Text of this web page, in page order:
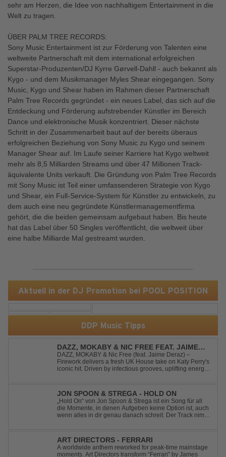
Aktuell in der DJ Promotion bei POOL POSITION
DDP Music Tipps
DAZZ, MOKABY & NIC FREE FEAT. JAIME
DERAZ - FIREWORK
DAZZ, MOKABY & Nic Free (feat. Jaime Deraz) –
Firework delivers a fresh UK House take on Katy Perry's
iconic hit. Driven by infectious grooves, uplifting energy,
emotional power of the origin...
JON SPOON & STREGA - HOLD ON
„Hold On“ von Jon Spoon & Strega ist ein Song für all
die Momente, in denen Aufgeben keine Option ist, auch
wenn alles in dir genau danach schreit. Der Track nimmt
dich daran erinnert, noch einmal f...
ART DIRECTORS - FERRARI
A worldwide anthem reworked for peak-time mainstage
moments. Art Directors transform “Ferrari” by James
sehr am Herzen, die Idee von nachhaltigem Entertainment in die
Welt zu tragen.
ÜBER PALM TREE RECORDS:
Sony Music Entertainment ist zur Förderung von Talenten eine
weltweite Partnerschaft mit dem international erfolgreichen
Superstar-Produzenten/DJ Kyrre Gørvell-Dahll - auch bekannt als
Kygo - und dem Musikmanager Myles Shear eingegangen. Sony
Music, Kygo und Shear haben im Rahmen dieser Partnerschaft
Palm Tree Records gegründet - ein neues Label, das sich auf die
Entdeckung und Förderung aufstrebender Künstler im Bereich
Dance und elektronische Musik konzentriert. Dieser nächste
Schritt in der Zusammenarbeit baut auf der bereits überaus
erfolgreichen Beziehung von Sony Music zu Kygo und seinem
Manager Shear auf. Im Laufe seiner Karriere hat Kygo weltweit
mehr als 8,5 Milliarden Streams und über 47 Millionen Track-
äquivalente Units verkauft. Die Gründung von Palm Tree Records
mit Sony Music ist Teil einer umfassenderen Strategie von Kygo
und Shear, ein Full-Service-System für Künstler zu entwickeln, zu
dem auch eine neu gegründete Künstlermanagementfirma
gehört, die die beiden gemeinsam aufgebaut haben. Bis heute
hat das Label über 50 Singles veröffentlicht, die weltweit über
eine halbe Milliarde Mal gestreamt wurden.